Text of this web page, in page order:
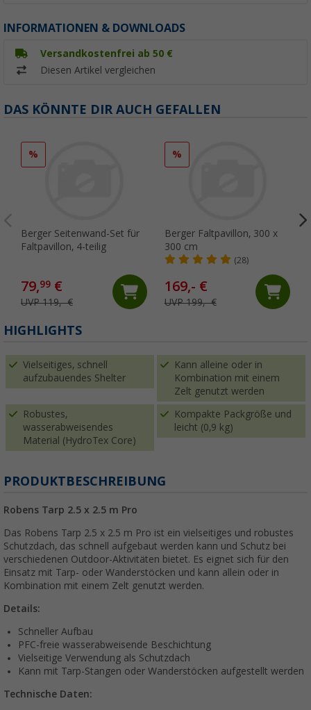
INFORMATIONEN & DOWNLOADS
Versandkostenfrei ab 50 €
Diesen Artikel vergleichen
DAS KÖNNTE DIR AUCH GEFALLEN
%
Berger Seitenwand-Set für
Faltpavillon, 4-teilig
79,99 €
UVP 119,- €
%
Berger Faltpavillon, 300 x
300 cm
(28)
169,- €
UVP 199,- €
HIGHLIGHTS
Vielseitiges, schnell
aufzubauendes Shelter
Kann alleine oder in
Kombination mit einem
Zelt genutzt werden
Robustes,
wasserabweisendes
Material (HydroTex Core)
Kompakte Packgröße und
leicht (0,9 kg)
PRODUKTBESCHREIBUNG
Robens Tarp 2.5 x 2.5 m Pro
Das Robens Tarp 2.5 x 2.5 m Pro ist ein vielseitiges und robustes
Schutzdach, das schnell aufgebaut werden kann und Schutz bei
verschiedenen Outdoor-Aktivitäten bietet. Es eignet sich für den
Einsatz mit Tarp- oder Wanderstöcken und kann allein oder in
Kombination mit einem Zelt genutzt werden.
Details:
Schneller Aufbau
PFC-freie wasserabweisende Beschichtung
Vielseitige Verwendung als Schutzdach
Kann mit Tarp-Stangen oder Wanderstöcken aufgestellt werden
Technische Daten: